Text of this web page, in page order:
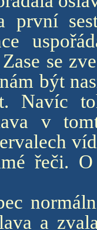
první
se
být
Navíc
v
řeči.
a